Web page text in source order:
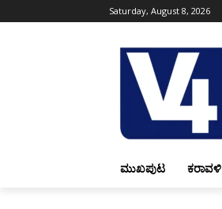
Saturday, August 8, 2026
ಮುಖಪುಟ ಕರಾವಳಿ